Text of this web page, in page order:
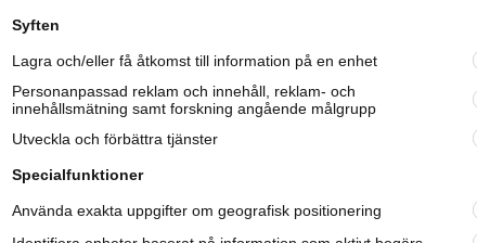
nya kunder och
samarbetspartners nära dig.
Läs mer här
Syften
Lagra och/eller få åtkomst till information på en enhet
Personanpassad reklam och innehåll, reklam- och
innehållsmätning samt forskning angående målgrupp
Utveckla och förbättra tjänster
Specialfunktioner
Använda exakta uppgifter om geografisk positionering